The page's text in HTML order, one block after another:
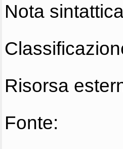
Nota
Risorsa
Fonte: